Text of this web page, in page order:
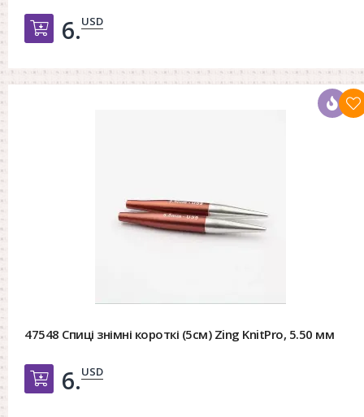
Добавить в корзину
6.USD
47548 Спиці знімні короткі (5см) Zing KnitPro, 5.50 мм
Добавить в корзину
6.USD